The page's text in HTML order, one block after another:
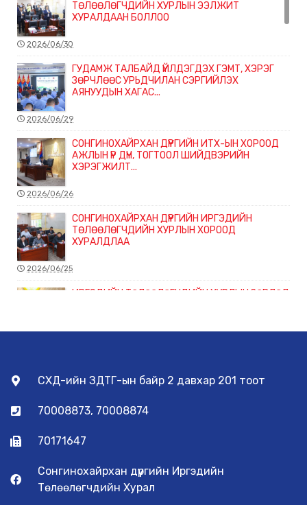
ТӨЛӨӨЛӨГЧДИЙН ХУРЛЫН ЭЭЛЖИТ
ХУРАЛДААН БОЛЛОО
2026/06/30
ГУДАМЖ ТАЛБАЙД ҮЙЛДЭГДЭХ ГЭМТ, ХЭРЭГ
ЗӨРЧЛӨӨС УРЬДЧИЛАН СЭРГИЙЛЭХ
АЯНУУДЫН ХАГАС...
2026/06/29
СОНГИНОХАЙРХАН ДҮҮРГИЙН ИТХ-ЫН ХОРООД
АЖЛЫН ҮР ДҮН, ТОГТООЛ ШИЙДВЭРИЙН
ХЭРЭГЖИЛТ...
2026/06/26
СОНГИНОХАЙРХАН ДҮҮРГИЙН ИРГЭДИЙН
ТӨЛӨӨЛӨГЧДИЙН ХУРЛЫН ХОРООД
ХУРАЛДЛАА
2026/06/25
ИРГЭДИЙН ТӨЛӨӨЛӨГЧДИЙН ХУРЛЫН ЗӨВЛӨЛ
ТӨСЛҮҮДИЙН ХЭРЭГЖИЛТЭД ХЯНАЛТ ТАВИХ
ГАМШГИЙН ЭРСДЭЛИЙГ БУУРУУЛАХ
ХУРАЛДЛАА
2026/06/05
СХД-ийн ЗДТГ-ын байр 2 давхар 201 тоот
70008873, 70008874
70171647
Сонгинохайрхан дүүргийн Иргэдийн
Төлөөлөгчдийн Хурал